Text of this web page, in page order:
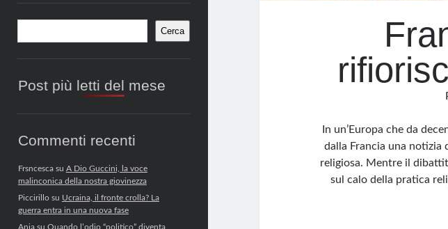
Barra
laterale
Cerca
Post più letti del mese
Commenti recenti
Frsncescasu A Dio Guccini, la voce
malinconica della nostra giovinezza
Piccirillosu Ucraina, il fronte crolla? La
guerra entra in una nuova fase
Anjasu Quando l’odio “politico” diventa
In un’Europa che da
dalla Francia una
religiosa. Mentre il
sul calo della pratica